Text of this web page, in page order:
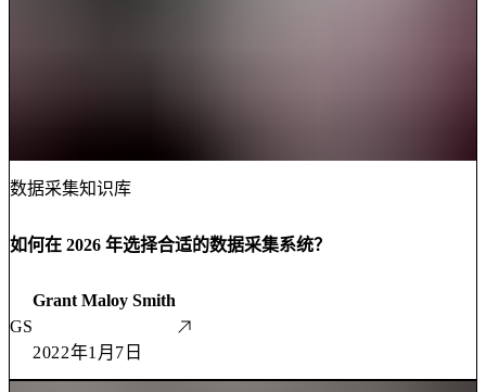
数据采集知识库
如何在 2026 年选择合适的数据采集系统？
GS
Grant Maloy Smith
2022年1月7日